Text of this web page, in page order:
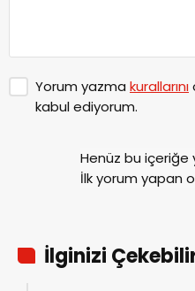
Yorum yazma kurallarını
kabul ediyorum.
Henüz bu içeriğe
İlk yorum yapan
İlginizi